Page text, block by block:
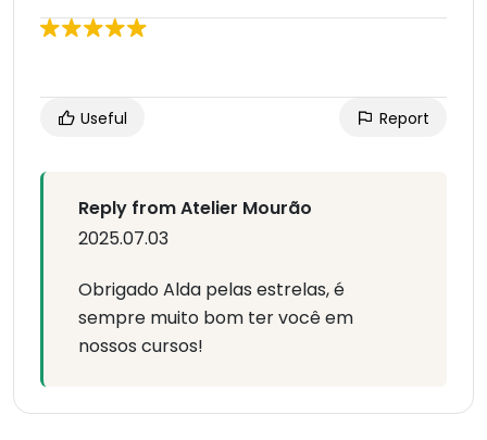
Useful Report
Reply from Atelier Mourão
2025.07.03
Obrigado Alda pelas estrelas, é
sempre muito bom ter você em
nossos cursos!